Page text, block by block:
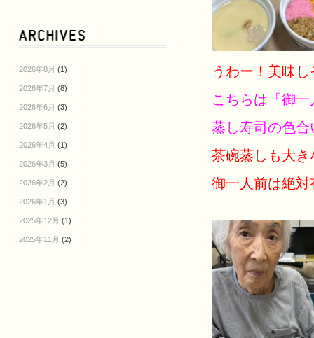
2026年8月 (1)
2026年7月 (8)
2026年6月 (3)
2026年5月 (2)
2026年4月 (1)
2026年3月 (5)
2026年2月 (2)
2026年1月 (3)
2025年12月 (1)
2025年11月 (2)
うわー！美味
こちらは「御
蒸し寿司の色
茶碗蒸しも大
御一人前は絶